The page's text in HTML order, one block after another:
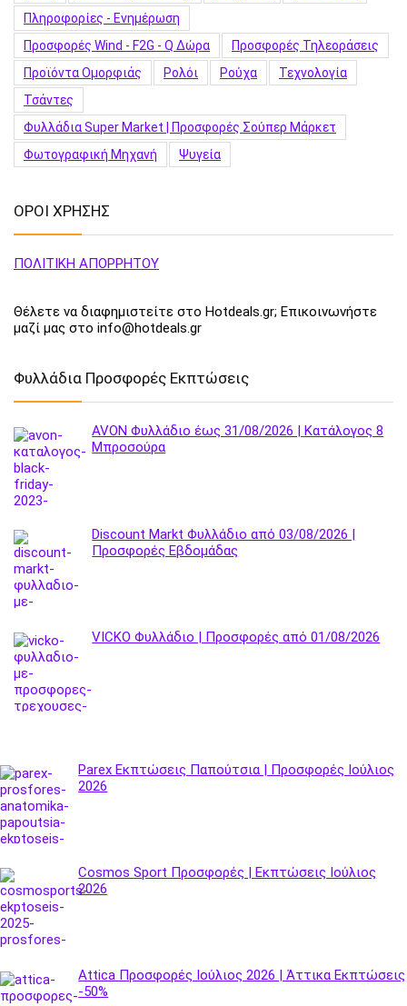
Πληροφορίες - Ενημέρωση
Προσφορές Wind - F2G - Q Δώρα
Προσφορές Τηλεοράσεις
Προϊόντα Ομορφιάς
Ρολόι Ρούχα
Τεχνολογία
Τσάντες
Φυλλάδια Super Market | Προσφορές Σούπερ Μάρκετ
Φωτογραφική Μηχανή
Ψυγεία
ΟΡΟΙ ΧΡΗΣΗΣ
ΠΟΛΙΤΙΚΗ ΑΠΟΡΡΗΤΟΥ
Θέλετε να διαφημιστείτε στο Hotdeals.gr; Επικοινωνήστε
μαζί μας στο info@hotdeals.gr
Φυλλάδια Προσφορές Εκπτώσεις
AVON Φυλλάδιο έως 31/08/2026 | Κατάλογος 8
Μπροσούρα
Discount Markt Φυλλάδιο από 03/08/2026 |
Προσφορές Εβδομάδας
VICKO Φυλλάδιο | Προσφορές από 01/08/2026
Parex Εκπτώσεις Παπούτσια | Προσφορές Ιούλιος
2026
Cosmos Sport Προσφορές | Εκπτώσεις Ιούλιος
2026
Attica Προσφορές Ιούλιος 2026 | Άττικα Εκπτώσεις
-50%